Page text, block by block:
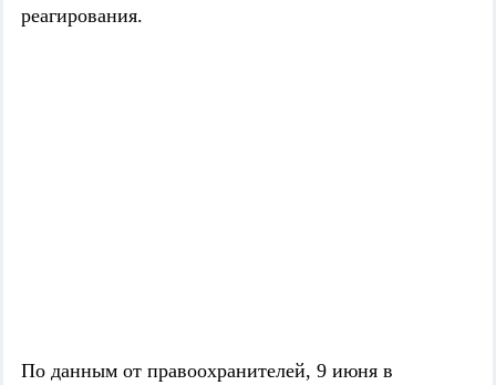
реагирования.
По данным от правоохранителей, 9 июня в